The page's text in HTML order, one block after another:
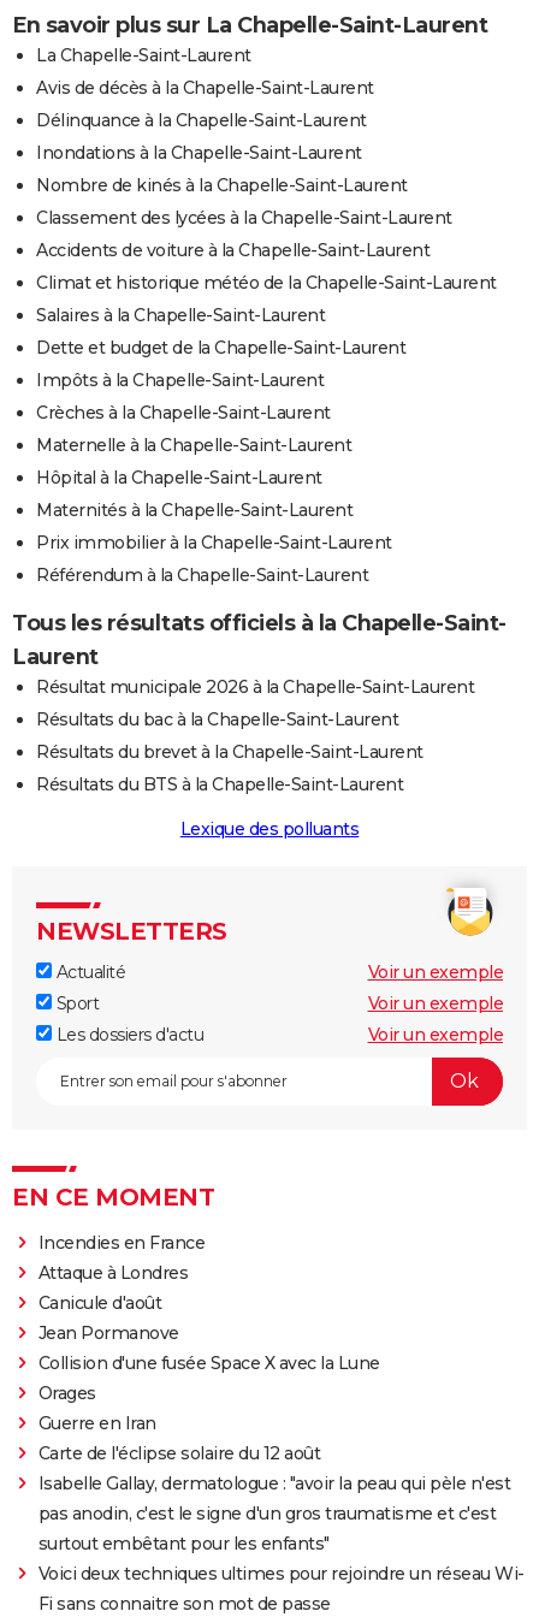
En savoir plus sur La Chapelle-Saint-Laurent
La Chapelle-Saint-Laurent
Avis de décès à la Chapelle-Saint-Laurent
Délinquance à la Chapelle-Saint-Laurent
Inondations à la Chapelle-Saint-Laurent
Nombre de kinés à la Chapelle-Saint-Laurent
Classement des lycées à la Chapelle-Saint-Laurent
Accidents de voiture à la Chapelle-Saint-Laurent
Climat et historique météo de la Chapelle-Saint-Laurent
Salaires à la Chapelle-Saint-Laurent
Dette et budget de la Chapelle-Saint-Laurent
Impôts à la Chapelle-Saint-Laurent
Crèches à la Chapelle-Saint-Laurent
Maternelle à la Chapelle-Saint-Laurent
Hôpital à la Chapelle-Saint-Laurent
Maternités à la Chapelle-Saint-Laurent
Prix immobilier à la Chapelle-Saint-Laurent
Référendum à la Chapelle-Saint-Laurent
Tous les résultats officiels à la Chapelle-Saint-
Laurent
Résultat municipale 2026 à la Chapelle-Saint-Laurent
Résultats du bac à la Chapelle-Saint-Laurent
Résultats du brevet à la Chapelle-Saint-Laurent
Résultats du BTS à la Chapelle-Saint-Laurent
Lexique des polluants
NEWSLETTERS
Actualité
Voir un exemple
Sport
Voir un exemple
Les dossiers d'actu
Voir un exemple
EN CE MOMENT
Incendies en France
Attaque à Londres
Canicule d'août
Jean Pormanove
Collision d'une fusée Space X avec la Lune
Orages
Guerre en Iran
Carte de l'éclipse solaire du 12 août
Isabelle Gallay, dermatologue : "avoir la peau qui pèle n'est
pas anodin, c'est le signe d'un gros traumatisme et c'est
surtout embêtant pour les enfants"
Voici deux techniques ultimes pour rejoindre un réseau Wi-
Fi sans connaitre son mot de passe